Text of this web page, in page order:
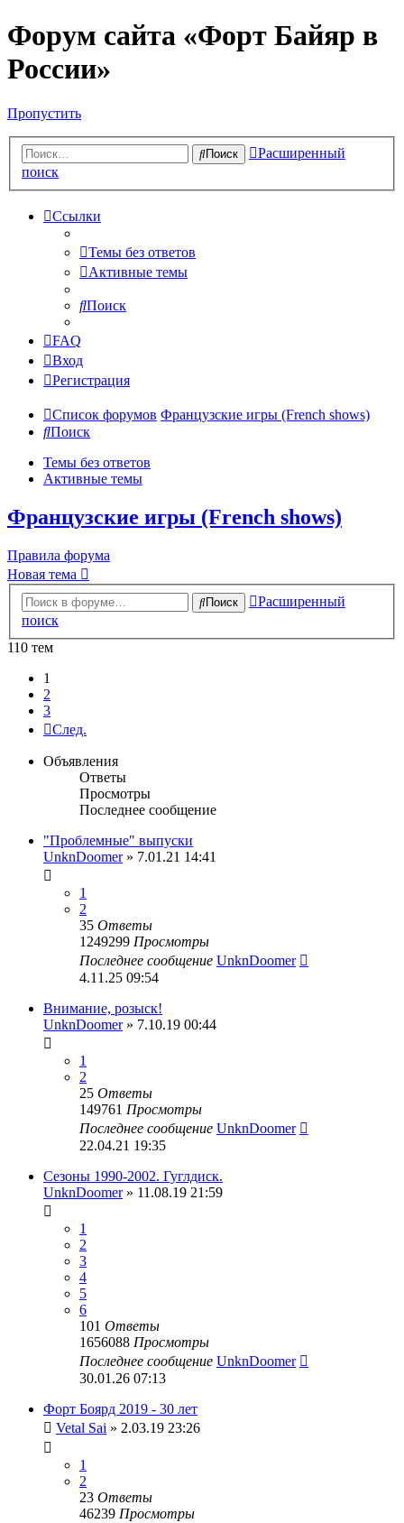
Форум сайта «Форт Байяр в
России»
Пропустить
Поиск
Расширенный
поиск
Ссылки
Темы без ответов
Активные темы
Поиск
FAQ
Вход
Регистрация
Список форумов Французские игры (French shows)
Поиск
Темы без ответов
Активные темы
Французские игры (French shows)
Правила форума
Новая тема
Поиск
Расширенный
поиск
110 тем
1
2
3
След.
Объявления
Ответы
Просмотры
Последнее сообщение
"Проблемные" выпуски
UnknDoomer» 7.01.21 14:41
1
2
35 Ответы
1249299 Просмотры
Последнее сообщение UnknDoomer
4.11.25 09:54
Внимание, розыск!
UnknDoomer» 7.10.19 00:44
1
2
25 Ответы
149761 Просмотры
Последнее сообщение UnknDoomer
22.04.21 19:35
Сезоны 1990-2002. Гуглдиск.
UnknDoomer» 11.08.19 21:59
1
2
3
4
5
6
101 Ответы
1656088 Просмотры
Последнее сообщение UnknDoomer
30.01.26 07:13
Форт Боярд 2019 - 30 лет
Vetal Sai » 2.03.19 23:26
1
2
23 Ответы
46239 Просмотры